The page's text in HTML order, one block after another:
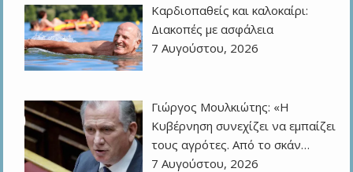
Καρδιοπαθείς και καλοκαίρι:
Διακοπές με ασφάλεια
7 Αυγούστου, 2026
Γιώργος Μουλκιώτης: «Η
Κυβέρνηση συνεχίζει να εμπαίζει
τους αγρότες. Από το σκάν…
7 Αυγούστου, 2026